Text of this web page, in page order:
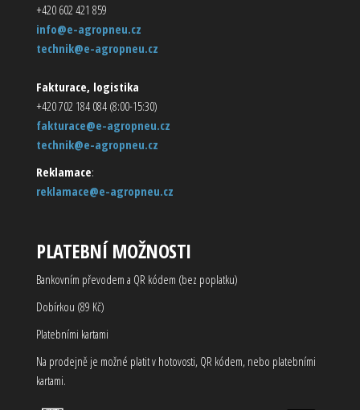
+420 602 421 859
info@e-agropneu.cz
technik@e-agropneu.cz
Fakturace, logistika
+420 702 184 084 (8:00-15:30)
fakturace@e-agropneu.cz
technik@e-agropneu.cz
Reklamace:
reklamace@e-agropneu.cz
PLATEBNÍ MOŽNOSTI
Bankovním převodem a QR kódem (bez poplatku)
Dobírkou (89 Kč)
Platebními kartami
Na prodejně je možné platit v hotovosti, QR kódem, nebo platebními
kartami.